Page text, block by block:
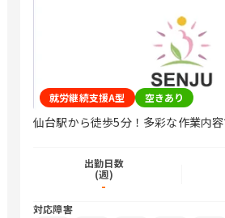
就労継続支援A型 空きあり
仙台駅から徒歩5分！多彩な作業内
出勤日数
(週)
-
対応障害